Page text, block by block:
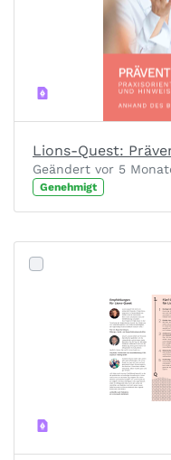
Lions-Quest:
Geändert vor 5
Genehmigt